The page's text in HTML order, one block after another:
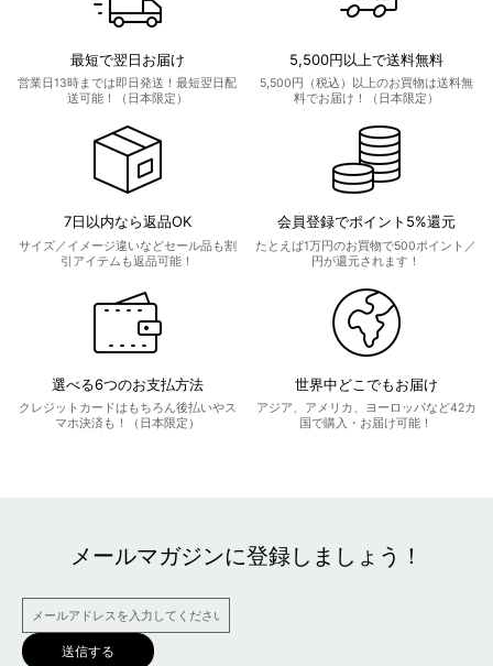
最短で翌日お届け
営業日13時までは即日発送！最短翌日配
送可能！（日本限定）
5,500円以上で送料無料
5,500円（税込）以上のお買物は送料無
料でお届け！（日本限定）
7日以内なら返品OK
サイズ／イメージ違いなどセール品も割
引アイテムも返品可能！
会員登録でポイント5%還元
たとえば1万円のお買物で500ポイント／
円が還元されます！
選べる6つのお支払方法
クレジットカードはもちろん後払いやス
マホ決済も！（日本限定）
世界中どこでもお届け
アジア、アメリカ、ヨーロッパなど42カ
国で購入・お届け可能！
メールマガジンに登録しましょう！
送信する